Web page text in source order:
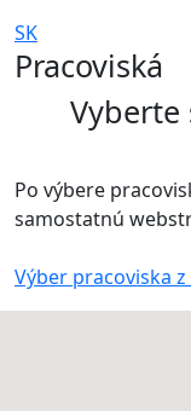
SK
Pracoviská
Vyberte
Po výbere
samostatnú
Výber pracoviska